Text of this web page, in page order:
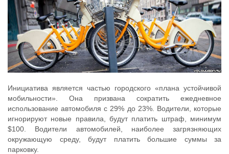
Инициатива является частью городского «плана устойчивой
мобильности». Она призвана сократить ежедневное
использование автомобиля с 29% до 23%. Водители, которые
игнорируют новые правила, будут платить штраф, минимум
$100. Водители автомобилей, наиболее загрязняющих
окружающую среду, будут платить большие суммы за
парковку.